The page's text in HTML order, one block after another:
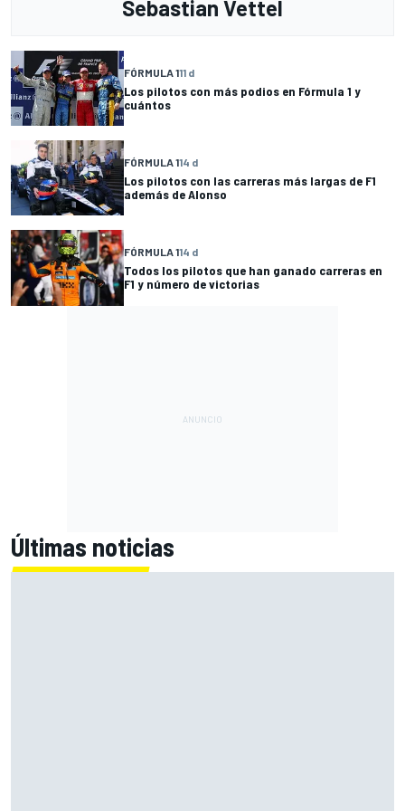
Sebastian Vettel
FÓRMULA 111 d
Los pilotos con más podios en Fórmula 1 y
cuántos
FÓRMULA 114 d
Los pilotos con las carreras más largas de F1
además de Alonso
FÓRMULA 114 d
Todos los pilotos que han ganado carreras en
F1 y número de victorias
Últimas noticias